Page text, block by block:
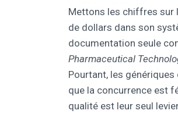
Mettons les chiffres sur
de dollars dans son
documentation seule
Pharmaceutical
Pourtant, les
que la concurrence est
qualité est leur seul